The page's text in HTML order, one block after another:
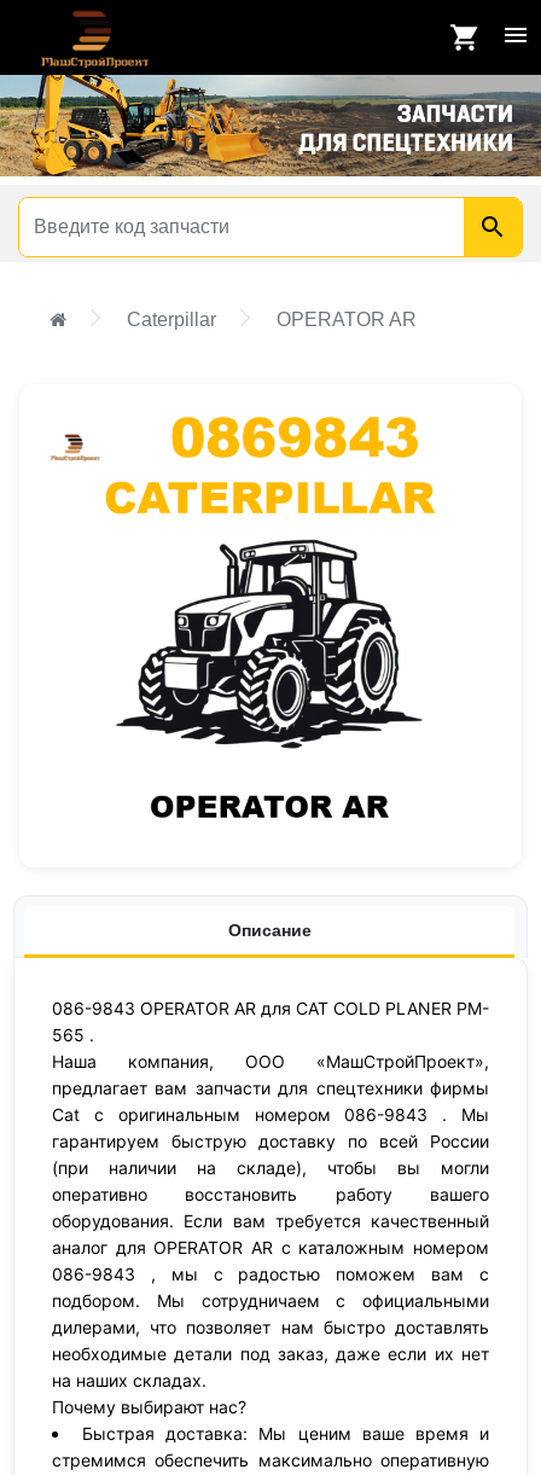
Caterpillar OPERATOR AR
Описание
086-9843 OPERATOR AR для CAT COLD PLANER PM-
565 .
Наша компания, ООО «МашСтройПроект»,
предлагает вам запчасти для спецтехники фирмы
Cat с оригинальным номером 086-9843 . Мы
гарантируем быструю доставку по всей России
(при наличии на складе), чтобы вы могли
оперативно восстановить работу вашего
оборудования. Если вам требуется качественный
аналог для OPERATOR AR с каталожным номером
086-9843 , мы с радостью поможем вам с
подбором. Мы сотрудничаем с официальными
дилерами, что позволяет нам быстро доставлять
необходимые детали под заказ, даже если их нет
на наших складах.
Почему выбирают нас?
Быстрая доставка: Мы ценим ваше время и
стремимся обеспечить максимально оперативную